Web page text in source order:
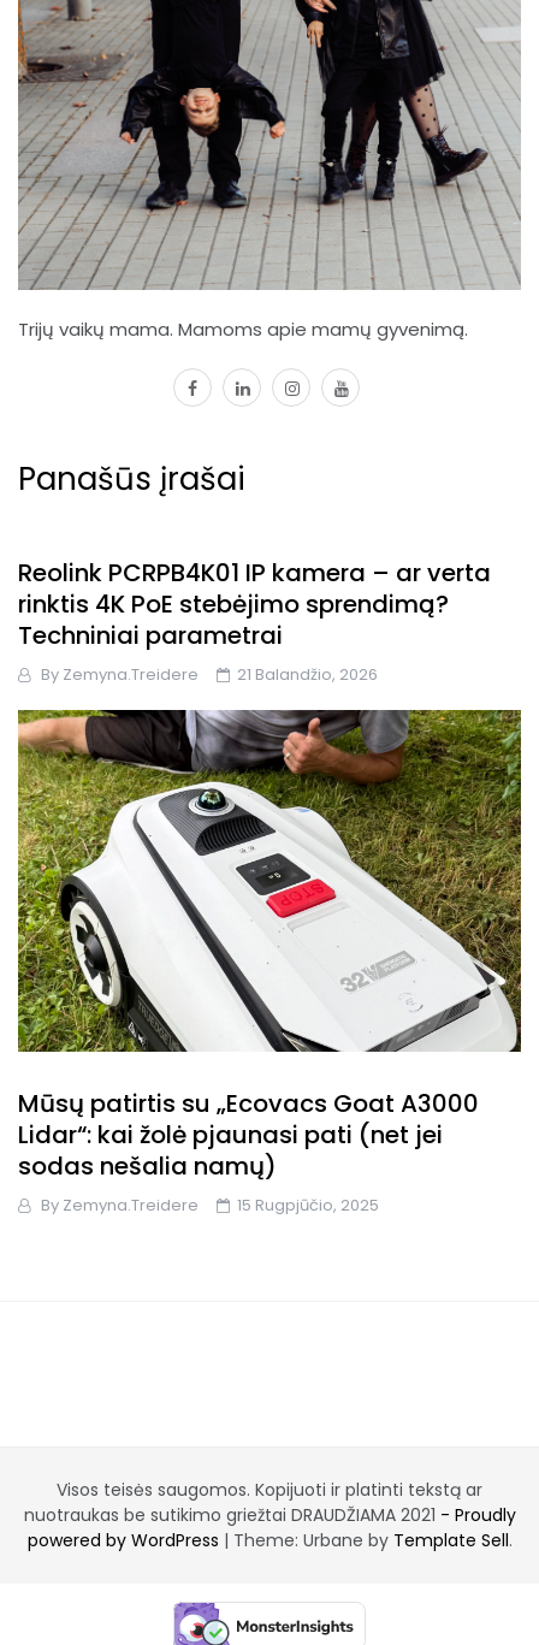
Trijų vaikų mama. Mamoms apie mamų gyvenimą.
facebook
linkedininstagram
youtube
Panašūs įrašai
Reolink PCRPB4K01 IP kamera – ar verta
rinktis 4K PoE stebėjimo sprendimą?
Techniniai parametrai
By Zemyna.treidere 21 Balandžio, 2026
Mūsų patirtis su „Ecovacs Goat A3000
Lidar“: kai žolė pjaunasi pati (net jei
sodas nešalia namų)
By Zemyna.treidere 15 Rugpjūčio, 2025
Visos teisės saugomos. Kopijuoti ir platinti tekstą ar
nuotraukas be sutikimo griežtai DRAUDŽIAMA 2021 - Proudly
powered by WordPress | Theme: Urbane by Template Sell.